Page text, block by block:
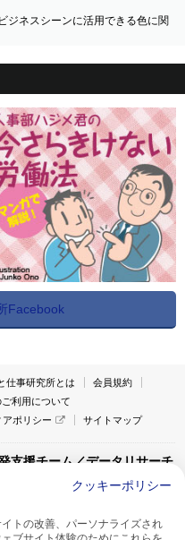
ジネスシーンに活用できる色に関
仕事研究所とは
会員規約
利用について
アポリシー サイトマップ
支援チーム／データリサーチ
クッキーポリシー
トの改善、パーソナライズされ